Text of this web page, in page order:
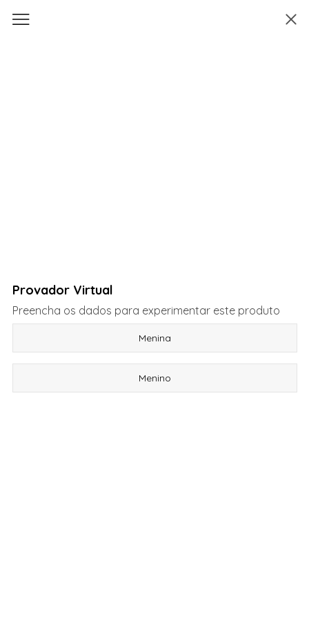
Provador Virtual
Preencha os dados para experimentar este produto
Menina
Menino